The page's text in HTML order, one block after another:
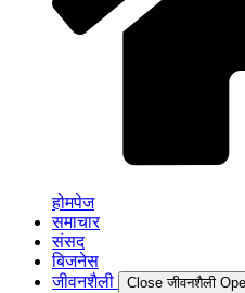
होमपेज
समाचार
संसद
बिजनेस
जीवनशैली
Close जीवनशैली